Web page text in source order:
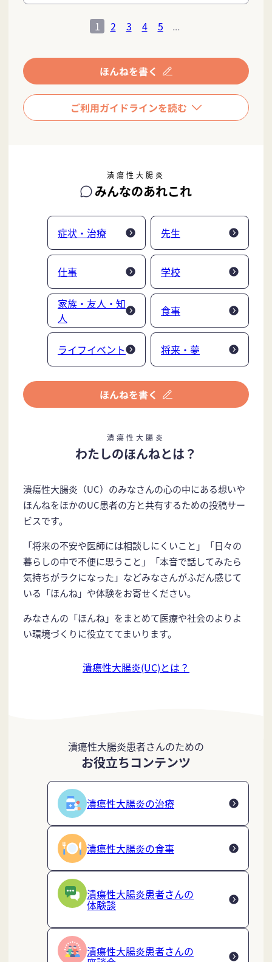
1 2 3 4 5 ...
潰瘍性大腸炎
みんなのあれこれ
症状・治療 先生
仕事 学校
家族・友人・知
人
食事
ライフイベント 将来・夢
潰瘍性大腸炎
わたしのほんねとは？
潰瘍性大腸炎（UC）のみなさんの心の中にある想いや
ほんねをほかのUC患者の方と共有するための投稿サー
ビスです。
「将来の不安や医師には相談しにくいこと」「日々の
暮らしの中で不便に思うこと」「本音で話してみたら
気持ちがラクになった」などみなさんがふだん感じて
いる「ほんね」や体験をお寄せください。
みなさんの「ほんね」をまとめて医療や社会のよりよ
い環境づくりに役立ててまいります。
潰瘍性大腸炎(UC)とは？
潰瘍性大腸炎患者さんのための
お役立ちコンテンツ
潰瘍性大腸炎の治療
潰瘍性大腸炎の食事
潰瘍性大腸炎患者さんの
体験談
潰瘍性大腸炎患者さんの